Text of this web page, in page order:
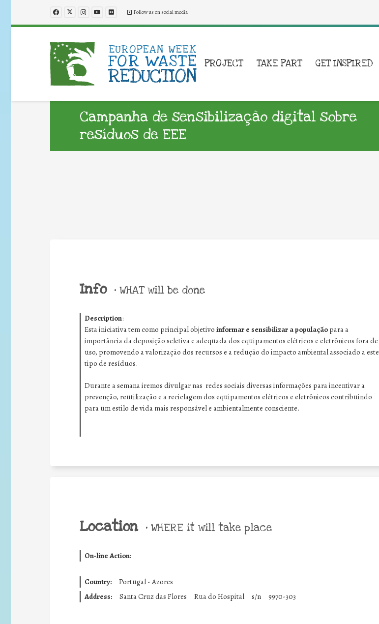
Follow us on social media
PROJECT TAKE PART GET INSPIRED
Campanha de sensibilização digital sobre
resíduos de EEE
Info • WHAT will be done
Description:
Esta iniciativa tem como principal objetivo informar e sensibilizar a populaçãopara a
importância da deposição seletiva e adequada dos equipamentos elétricos e eletrônicos fora de
uso, promovendo a valorização dos recursos e a redução do impacto ambiental associado a este
tipo de resíduos.
Durante a semana iremos divulgar nas redes sociais diversas informações para incentivar a
prevenção, reutilização e a reciclagem dos equipamentos elétricos e eletrônicos contribuindo
para um estilo de vida mais responsável e ambientalmente consciente.
Location • WHERE it will take place
On-line Action:
Country:
Portugal - Azores
Address:
Santa Cruz das Flores Rua do Hospital s/n 9970-303